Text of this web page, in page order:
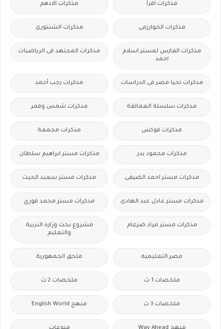
مذكرات اقرأ مذكرات الادهم
مذكرات الخوارزمى مذكرات الشنتورى
مذكرات الفارس لمستر اسلام
احمد
مذكرات المجتهد فى الرياضيات
مذكرات تحيا مصر فى الدراسات مذكرات رجب أحمد
مذكرات سلسلة العمالقة مذكرات شمس وقمر
مذكرات فوكس مذكرات مجمعة
مذكرات محمود بدر مذكرات مستر ابراهيم سلطان
مذكرات مستر احمد الضيفى مذكرات مستر سعيد الحيت
مذكرات مستر عادل عبد الهادى مذكرات مستر محمد فوزي
مذكرات مستر مراد ضرغام
مشروع بحث وزارة التربية
والتعليم
مصر التعليميه ملحق الجمهورية
ملخصات 1 ث ملخصات 2 ث
ملخصات 3 ث منهج English World